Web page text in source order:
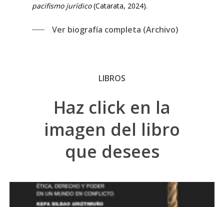
pacifismo jurídico(Catarata, 2024).
Ver biografía completa (Archivo)
LIBROS
Haz click en la
imagen del libro
que desees